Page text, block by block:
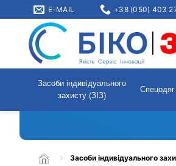
E-MAIL +38 (050) 403
Засоби індивідуального
захисту (ЗІЗ)
Спецодяг
Засоби індивідуального